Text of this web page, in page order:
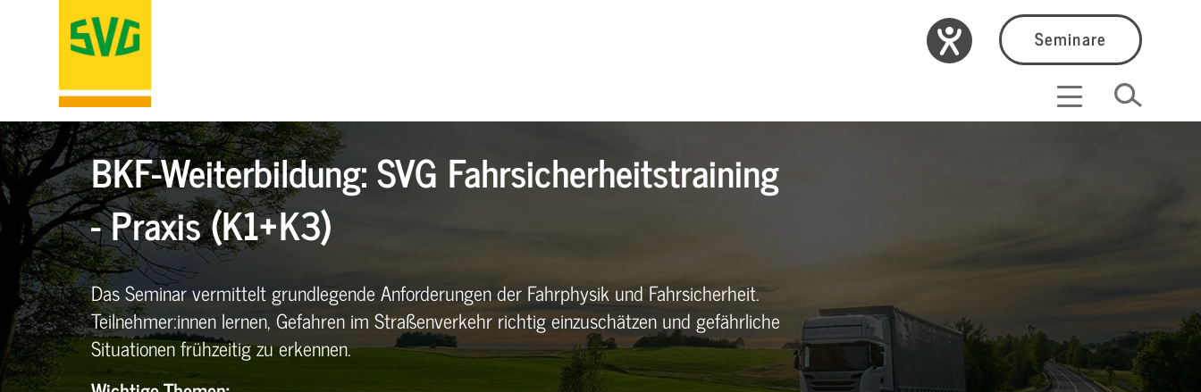
Seminare
BKF-Weiterbildung: SVG Fahrsicherheitstraining
- Praxis (K1+K3)
Das Seminar vermittelt grundlegende Anforderungen der Fahrphysik und Fahrsicherheit.
Teilnehmer:innen lernen, Gefahren im Straßenverkehr richtig einzuschätzen und gefährliche
Situationen frühzeitig zu erkennen.